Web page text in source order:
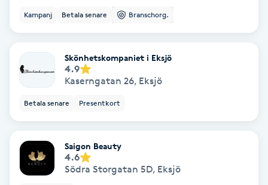
Fransborttagning
Fransförlängning
Fransförlängning Volym
Fransk manikyr
Kampanj Betala senare Branschorg.
Skönhetskompaniet i Eksjö
4.9
Kaserngatan 26, Eksjö
Betala senare Presentkort
Saigon Beauty
4.6
Södra Storgatan 5D, Eksjö